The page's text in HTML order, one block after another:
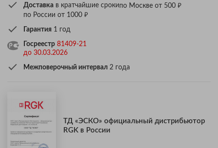
Доставка в кратчайшие срокипо Москве от 500 ₽
по России от 1000 ₽
Гарантия 1 год
Госреестр 81409-21
до 30.03.2026
Межповерочный интервал 2 года
ТД «ЭСКО» официальный дистрибьютор
RGK в России